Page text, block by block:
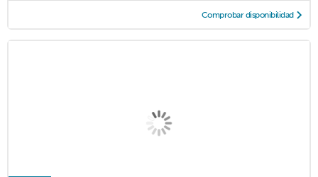
Comprobar disponibilidad